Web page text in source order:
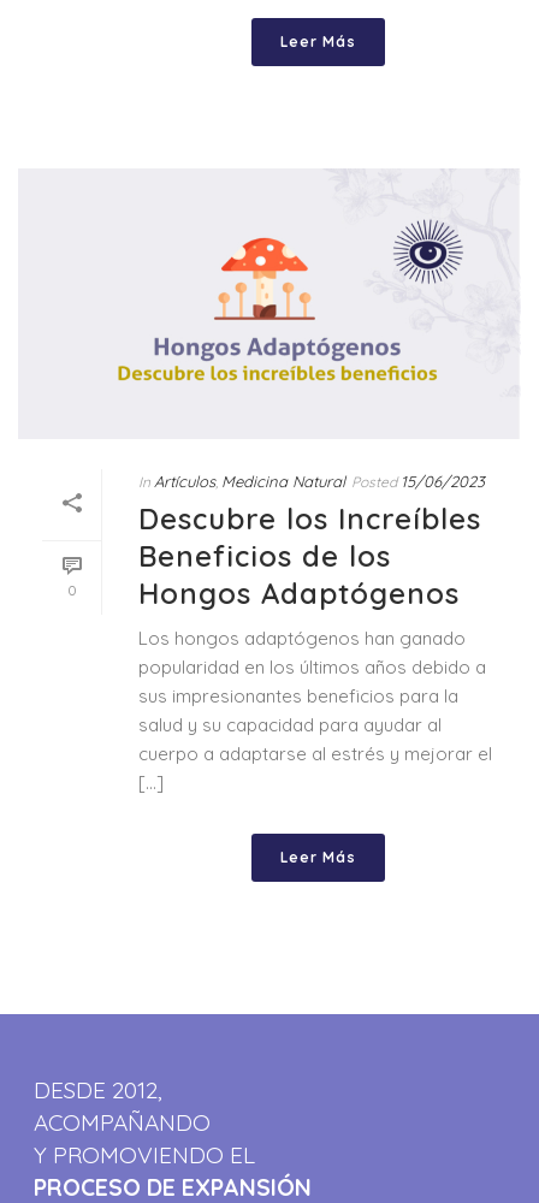
Leer Más
0
In Artículos, Medicina Natural Posted 15/06/2023
Descubre los Increíbles
Beneficios de los
Hongos Adaptógenos
Los hongos adaptógenos han ganado
popularidad en los últimos años debido a
sus impresionantes beneficios para la
salud y su capacidad para ayudar al
cuerpo a adaptarse al estrés y mejorar el
[...]
Leer Más
DESDE 2012,
ACOMPAÑANDO
Y PROMOVIENDO EL
PROCESO DE EXPANSIÓN